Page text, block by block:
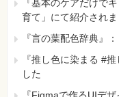
『基本のケアだけで
育て」にて紹介されま
『言の葉配色辞典』
『推し色に染まる #
した
『Figmaで作るUIデ